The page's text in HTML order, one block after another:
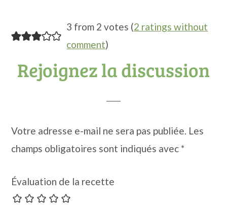
3 from 2 votes (2 ratings without
comment)
Rejoignez la discussion
Votre adresse e-mail ne sera pas publiée. Les
champs obligatoires sont indiqués avec*
Évaluation de la recette